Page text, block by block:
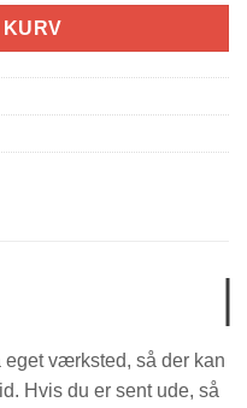
eget værksted, så der kan
Hvis du er sent ude, så